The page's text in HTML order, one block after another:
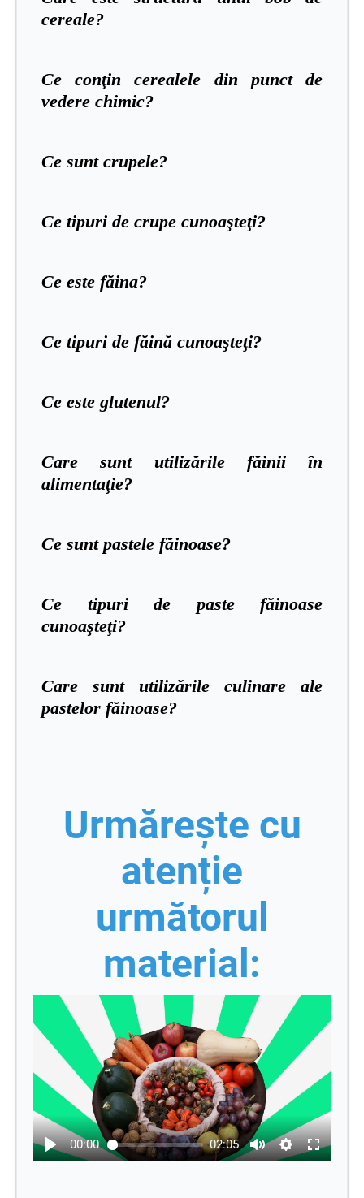
cereale?
Ce conţin cerealele din punct de
vedere chimic?
Ce sunt crupele?
Ce tipuri de crupe cunoaşteţi?
Ce este făina?
Ce tipuri de făină cunoaşteţi?
Ce este glutenul?
Care sunt utilizările făinii în
alimentaţie?
Ce sunt pastele făinoase?
Ce tipuri de paste făinoase
cunoaşteţi?
Care sunt utilizările culinare ale
pastelor făinoase?
Urmărește cu
atenție
următorul
material:
00:00 02:05